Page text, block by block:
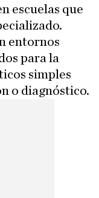
escuelas que
entornos
para la
simples
o diagnóstico.